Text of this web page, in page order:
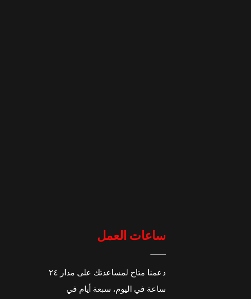
ساعات العمل
دعمنا متاح لمساعدتك على مدار ٢٤
ساعة في اليوم، سبعة أيام في